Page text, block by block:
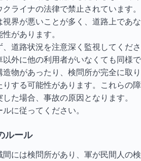
ライナの法律で禁止されています。
界が悪いことが多く、道路上であな
があります。
道路状況を注意深く監視してくださ
外に他の利用者がいなくても同様で
物があったり、検問所が完全に取り
する可能性があります。これらの障
た場合、事故の原因となります。
に従ってください。
ルール
には検問所があり、軍が民間人の検